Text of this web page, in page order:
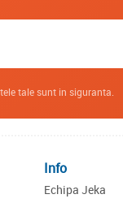
tale sunt in siguranta.
Info
Echipa Jeka